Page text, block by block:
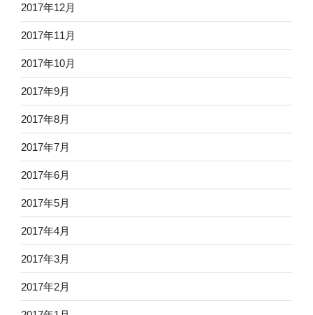
2017年12月
2017年11月
2017年10月
2017年9月
2017年8月
2017年7月
2017年6月
2017年5月
2017年4月
2017年3月
2017年2月